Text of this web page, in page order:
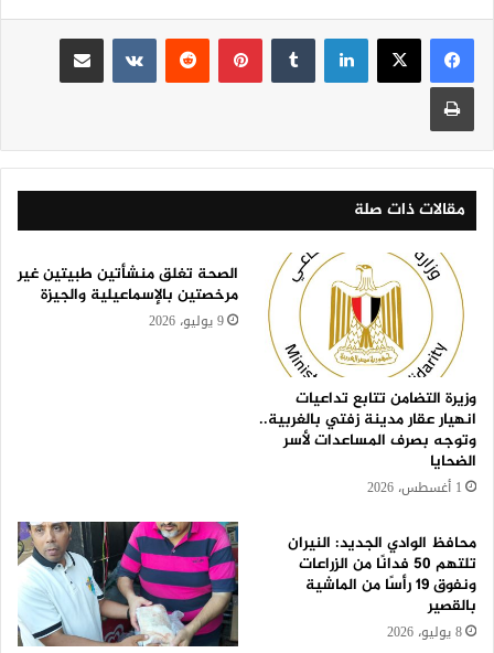
لينكدإن بينتيريست
مقالات ذات صلة
وزيرة التضامن تتابع تداعيات
انهيار عقار مدينة زفتي بالغربية..
وتوجه بصرف المساعدات لأسر
الضحايا
1 أغسطس، 2026
الصحة تغلق منشأتين طبيتين غير
مرخصتين بالإسماعيلية والجيزة
9 يوليو، 2026
محافظ الوادي الجديد: النيران
تلتهم 50 فدانًا من الزراعات
ونفوق 19 رأسًا من الماشية
بالقصير
8 يوليو، 2026